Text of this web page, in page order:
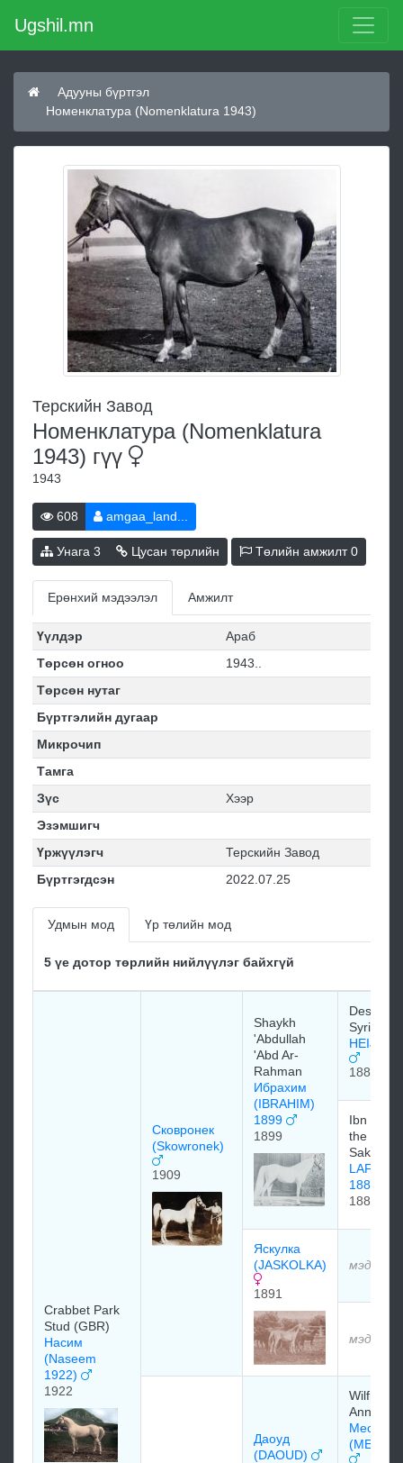
Ugshil.mn
Адууны бүртгэл
Номенклатура (Nomenklatura 1943)
Терскийн Завод
Номенклатура (Nomenklatura
1943) гүү
1943
608 amgaa_land...
Унага 3 Цусан төрлийн Төлийн амжилт0
Ерөнхий мэдээлэл Амжилт
Үүлдэр
Араб
Төрсөн огноо
1943..
Төрсөн нутаг
Бүртгэлийн дугаар
Микрочип
Тамга
Зүс
Хээр
Эзэмшигч
Үржүүлэгч
Терскийн Завод
Бүртгэгдсэн
2022.07.25
Удмын мод Үр төлийн мод
5 үе дотор төрлийн нийлүүлэг байхгүй
Crabbet Park
Stud (GBR)
Насим
(Naseem
1922)
1922
Сковронек
(Skowronek)
1909
Shaykh
'Abdullah
'Abd Ar-
Rahman
Ибрахим
(IBRAHIM)
1899
1899
Desert
Syria
HEIJER
1889
Ibn
the Banu
Sakhr
LAFITTE
1889
1889
Яскулка
(JASKOLKA)
1891
Даоуд
(DAOUD)
Wilfrid &
Anne
Месауд